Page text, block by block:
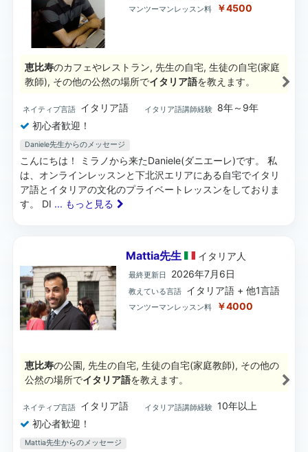
マンツーマンレッスン料 ￥4500
恵比寿のカフェやレストラン, 先生の自宅, 生徒の自宅(家庭
教師), その他の公然の場所でイタリア語を教えます。
ネイティブ言語 イタリア語 イタリア語講師経験
8年～9年
初心者歓迎！
Daniele先生からのメッセージ
こんにちは！ ミラノから来たDaniele(ダニエーレ)です。 私
は、オンラインレッスンと下北沢エリアにある自宅でイタリ
ア語とイタリアの文化のプライベートレッスンをしておりま
す。 DI ... もっと見る
Mattia先生 イタリア 人
最終更新日 2026年7月6日
教えている言語 イタリア語 + 他1言語
マンツーマンレッスン料 ￥4000
恵比寿の公園, 先生の自宅, 生徒の自宅(家庭教師), その他の
公然の場所でイタリア語を教えます。
ネイティブ言語 イタリア語 イタリア語講師経験 10年以上
初心者歓迎！
Mattia先生からのメッセージ